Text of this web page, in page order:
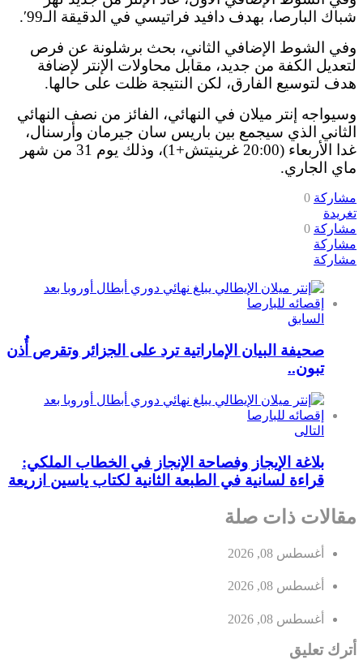
شباك البارصا، بهدف دافيد فراتيسي في الدقيقة الـ99′.
وفي الشوط الإضافي الثاني، بحث برشلونة عن فرص
لتعديل الكفة من جديد، مقابل محاولات الإنتر لإضافة
هدف لتوسيع الفارق، لكن النتيجة ظلت على حالها.
وسيواجه إنتر ميلان في النهائي، الفائز من نصف النهائي
الثاني الذي سيجمع بين باريس سان جيرمان وأرسنال،
غدا الأربعاء (20:00 غرينيتش+1)، وذلك يوم 31 من شهر
ماي الجاري.
مشاركة 0
تغريدة
مشاركة 0
مشاركة
مشاركة
السابق
صحيفة البيان الإماراتية ترد على الجزائر وتقرص أُذن
تبون..
التالى
بلاغة الإيجاز وفصاحة الإنجاز في الخطاب الملكي:
قراءة لسانية في الطبعة الثانية لكتاب ياسين ازريعة
مقالات ذات صلة
أغسطس 08, 2026
أغسطس 08, 2026
أغسطس 08, 2026
أترك تعليق